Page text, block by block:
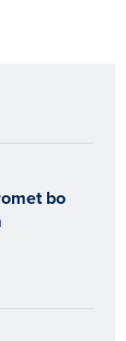
bo